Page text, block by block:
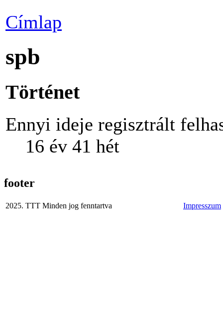
Címlap
spb
Történet
Ennyi ideje regisztrált
16 év 41 hét
footer
2025. TTT Minden jog fenntartva Impresszum